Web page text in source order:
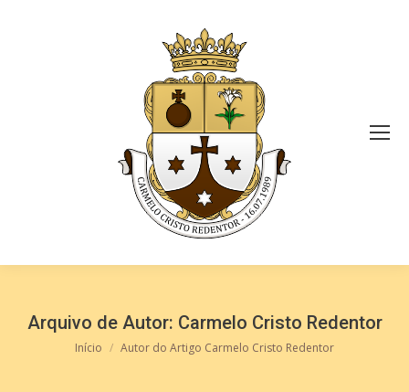
Arquivo de Autor: Carmelo Cristo Redentor
Você está aqui:
Início Autor do Artigo Carmelo Cristo Redentor